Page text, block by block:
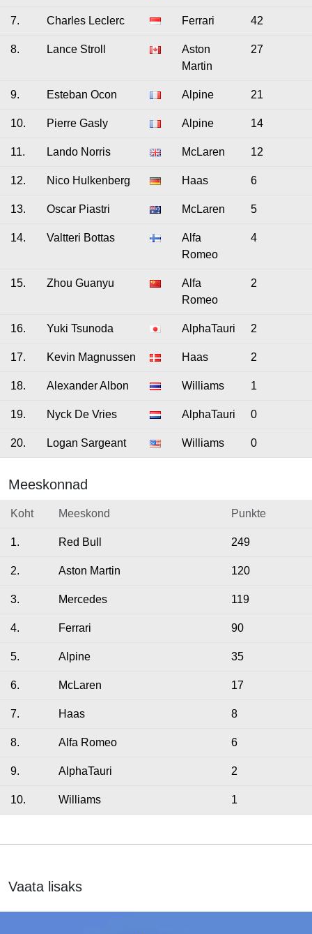
7. Charles Leclerc Ferrari 42
8. Lance Stroll
Aston
Martin
27
9. Esteban Ocon Alpine 21
10. Pierre Gasly Alpine 14
11. Lando Norris McLaren 12
12. Nico Hulkenberg Haas 6
13. Oscar Piastri McLaren 5
14. Valtteri Bottas
Alfa
Romeo
4
15. Zhou Guanyu
Alfa
Romeo
2
16. Yuki Tsunoda AlphaTauri 2
17. Kevin Magnussen Haas 2
18. Alexander Albon Williams 1
19. Nyck De Vries AlphaTauri 0
20. Logan Sargeant Williams 0
Meeskonnad
Koht Meeskond Punkte
1. Red Bull 249
2. Aston Martin 120
3. Mercedes 119
4. Ferrari 90
5. Alpine 35
6. McLaren 17
7. Haas 8
8. Alfa Romeo 6
9. AlphaTauri 2
10. Williams 1
Vaata lisaks